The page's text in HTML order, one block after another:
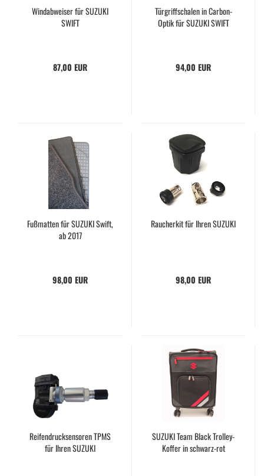
Windabweiser für SUZUKI
SWIFT
87,00 EUR
Türgriffschalen in Carbon-
Optik für SUZUKI SWIFT
94,00 EUR
Fußmatten für SUZUKI Swift,
ab 2017
98,00 EUR
Raucherkit für Ihren SUZUKI
98,00 EUR
Reifendrucksensoren TPMS
für Ihren SUZUKI
SUZUKI Team Black Trolley-
Koffer in schwarz-rot